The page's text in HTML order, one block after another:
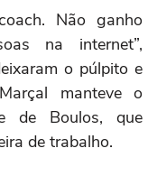
Não ganho
na internet”,
o púlpito e
manteve o
de Boulos, que
de trabalho.